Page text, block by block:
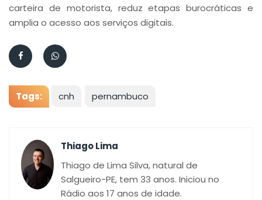
carteira de motorista, reduz etapas burocráticas e
amplia o acesso aos serviços digitais.
Tags: cnh pernambuco
Thiago Lima
Thiago de Lima Silva, natural de
Salgueiro-PE, tem 33 anos. Iniciou no
Rádio aos 17 anos de idade.